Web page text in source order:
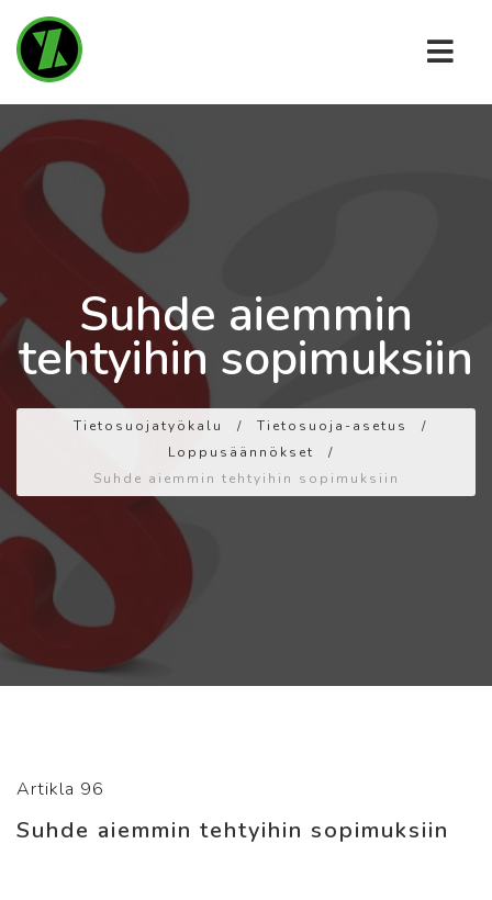
Suhde aiemmin
tehtyihin sopimuksiin
Tietosuojatyökalu / Tietosuoja-asetus
/
Loppusäännökset
/
Suhde aiemmin tehtyihin sopimuksiin
Artikla 96
Suhde aiemmin tehtyihin sopimuksiin